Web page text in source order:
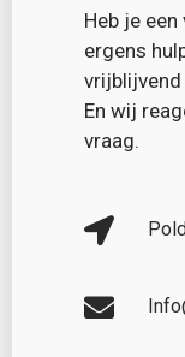
Heb je
ergens
En wij
vraag.